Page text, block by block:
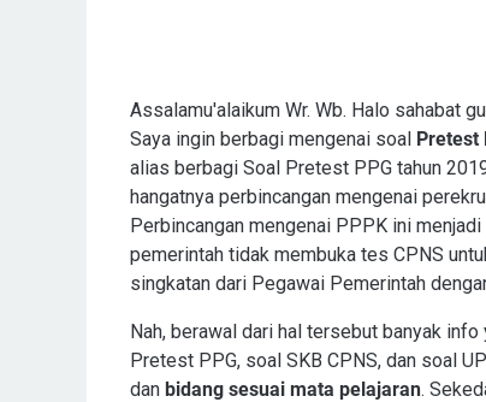
Assalamu'alaikum Wr. Wb. Halo sahabat
Saya ingin berbagi mengenai soal Pretest
alias berbagi Soal Pretest PPG tahun
hangatnya perbincangan mengenai
Perbincangan mengenai PPPK ini
pemerintah tidak membuka tes CPNS
singkatan dari Pegawai Pemerintah
Nah, berawal dari hal tersebut banyak
Pretest PPG, soal SKB CPNS, dan soal
dan bidang sesuai mata pelajaran.